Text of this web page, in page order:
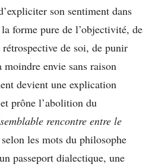
son sentiment dans
forme pure de l’objectivité, de
de soi, de punir
moindre envie sans raison
devient une explication
prône l’abolition du
rencontre entre le
les mots du philosophe
passeport dialectique, une